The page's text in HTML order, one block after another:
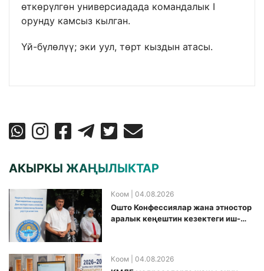
өткөрүлгөн универсиадада командалык I
орунду камсыз кылган.
Үй-бүлөлүү; эки уул, төрт кыздын атасы.
АКЫРКЫ ЖАҢЫЛЫКТАР
Коом | 04.08.2026
Ошто Конфессиялар жана этностор
аралык кеңештин кезектеги иш-
Коом | 04.08.2026